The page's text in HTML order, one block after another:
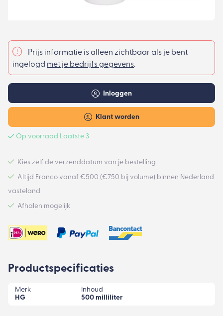
Productspecificaties
Merk
HG
Inhoud
500 milliliter
Op voorraad Laatste 3
Prijs informatie is alleen zichtbaar als je bent
ingelogd met je bedrijfs gegevens.
Inloggen
Klant worden
Kies zelf de verzenddatum van je bestelling
Altijd Franco vanaf €500 (€750 bij volume) binnen Nederland
vasteland
Afhalen mogelijk